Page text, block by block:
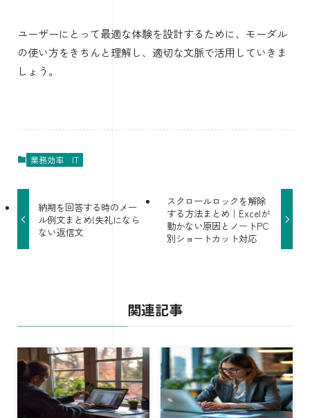
ユーザーにとって最適な体験を設計するために、モーダル
の使い方をきちんと理解し、適切な文脈で活用していきま
しょう。
業務効率 IT
納期を回答する時のメー
ル例文まとめ!失礼になら
ない返信文
スクロールロックを解除
する方法まとめ｜Excelが
動かない原因とノートPC
別ショートカット対応
関連記事